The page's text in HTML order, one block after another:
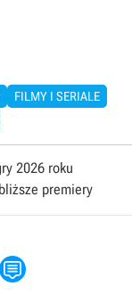
FILMY I SERIALE
2026 roku
premiery